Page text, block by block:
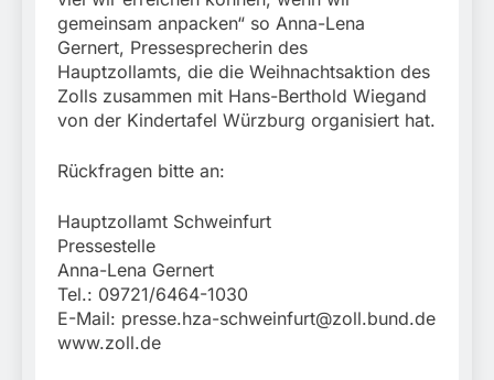
gemeinsam anpacken“ so Anna-Lena
Gernert, Pressesprecherin des
Hauptzollamts, die die Weihnachtsaktion des
Zolls zusammen mit Hans-Berthold Wiegand
von der Kindertafel Würzburg organisiert hat.
Rückfragen bitte an:
Hauptzollamt Schweinfurt
Pressestelle
Anna-Lena Gernert
Tel.: 09721/6464-1030
E-Mail: presse.hza-schweinfurt@zoll.bund.de
www.zoll.de